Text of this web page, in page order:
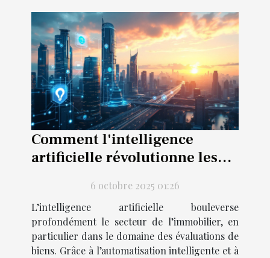
Comment l'intelligence
artificielle révolutionne les
6 octobre 2025 01:26
L’intelligence artificielle bouleverse
profondément le secteur de l’immobilier, en
particulier dans le domaine des évaluations de
biens. Grâce à l’automatisation intelligente et à